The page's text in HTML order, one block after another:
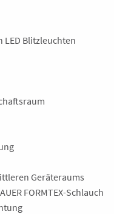
LED Blitzleuchten
Geräteraums
FORMTEX-Schlauch